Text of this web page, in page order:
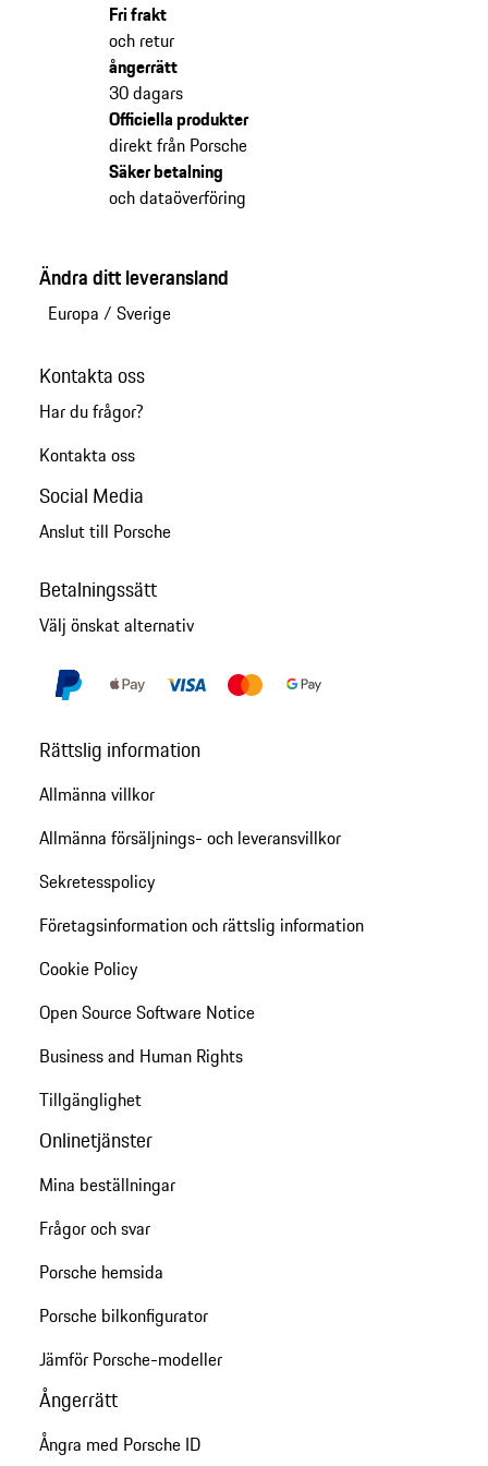
Fri frakt
och retur
ångerrätt
30 dagars
Officiella produkter
direkt från Porsche
Säker betalning
och dataöverföring
Ändra ditt leveransland
Europa / Sverige
Kontakta oss
Har du frågor?
Kontakta oss
Social Media
Anslut till Porsche
Betalningssätt
Välj önskat alternativ
Rättslig information
Allmänna villkor
Allmänna försäljnings- och leveransvillkor
Sekretesspolicy
Företagsinformation och rättslig information
Cookie Policy
Open Source Software Notice
Business and Human Rights
Tillgänglighet
Onlinetjänster
Mina beställningar
Frågor och svar
Porsche hemsida
Porsche bilkonfigurator
Jämför Porsche-modeller
Ångerrätt
Ångra med Porsche ID